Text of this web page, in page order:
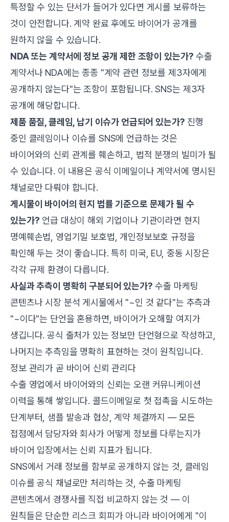
특정할 수 있는 단서가 들어가 있다면 게시를 보류하는
것이 안전합니다. 계약 완료 후에도 바이어가 공개를
원하지 않을 수 있습니다.
NDA 또는 계약서에 정보 공개 제한 조항이 있는가? 수출
계약서나 NDA에는 종종 "계약 관련 정보를 제3자에게
공개하지 않는다"는 조항이 포함됩니다. SNS는 제3자
공개에 해당합니다.
제품 품질, 클레임, 납기 이슈가 언급되어 있는가? 진행
중인 클레임이나 이슈를 SNS에 언급하는 것은
바이어와의 신뢰 관계를 훼손하고, 법적 분쟁의 빌미가 될
수 있습니다. 이 내용은 공식 이메일이나 계약서에 명시된
채널로만 다뤄야 합니다.
게시물이 바이어의 현지 법률 기준으로 문제가 될 수
있는가? 언급 대상이 해외 기업이나 기관이라면 현지
명예훼손법, 영업기밀 보호법, 개인정보보호 규정을
확인해 두는 것이 좋습니다. 특히 미국, EU, 중동 시장은
각각 규제 환경이 다릅니다.
사실과 추측이 명확히 구분되어 있는가? 수출 마케팅
콘텐츠나 시장 분석 게시물에서 "~인 것 같다"는 추측과
"~이다"는 단언을 혼용하면, 바이어가 오해할 여지가
생깁니다. 공식 출처가 있는 정보만 단언형으로 작성하고,
나머지는 추측임을 명확히 표현하는 것이 원칙입니다.
정보 관리가 곧 바이어 신뢰 관리다
수출 영업에서 바이어와의 신뢰는 오랜 커뮤니케이션
이력을 통해 쌓입니다. 콜드이메일로 첫 접촉을 시도하는
단계부터, 샘플 발송과 협상, 계약 체결까지 — 모든
접점에서 담당자와 회사가 어떻게 정보를 다루는지가
바이어 입장에서는 신뢰 지표가 됩니다.
SNS에서 거래 정보를 함부로 공개하지 않는 것, 클레임
이슈를 공식 채널로만 처리하는 것, 수출 마케팅
콘텐츠에서 경쟁사를 직접 비교하지 않는 것 — 이
원칙들은 단순한 리스크 회피가 아니라 바이어에게 "이